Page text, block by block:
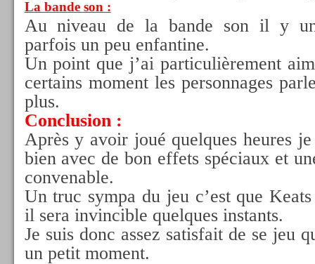
La bande son :
Au niveau de la bande son il y
parfois un peu enfantine.
Un point que j’ai particulièrement
certains moment les personnages
plus.
Conclusion :
Après y avoir joué quelques heures
bien avec de bon effets spéciaux et
convenable.
Un truc sympa du jeu c’est que
il sera invincible quelques instants.
Je suis donc assez satisfait de se jeu
un petit moment.